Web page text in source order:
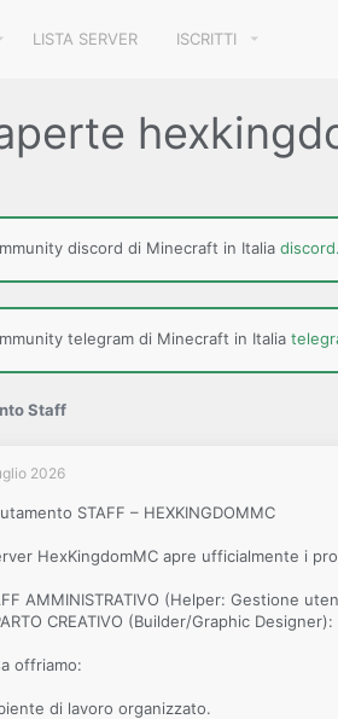
LISTA SERVER ISCRITTI
discord di Minecraft in Italia
telegram di Minecraft in Italia
Staff
2026
STAFF – HEXKINGDOMMC
HexKingdomMC apre ufficialmente i
AMMINISTRATIVO (Helper: Gestione
CREATIVO (Builder/Graphic
offriamo:
di lavoro organizzato.